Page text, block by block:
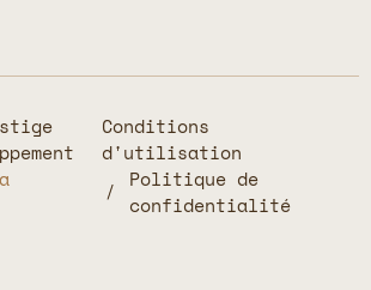
Conditions
d'utilisation
Politique de
confidentialité